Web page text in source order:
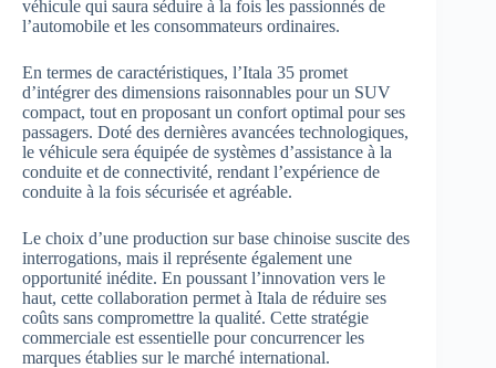
véhicule qui saura séduire à la fois les passionnés de
l’automobile et les consommateurs ordinaires.
En termes de caractéristiques, l’Itala 35 promet
d’intégrer des dimensions raisonnables pour un SUV
compact, tout en proposant un confort optimal pour ses
passagers. Doté des dernières avancées technologiques,
le véhicule sera équipée de systèmes d’assistance à la
conduite et de connectivité, rendant l’expérience de
conduite à la fois sécurisée et agréable.
Le choix d’une production sur base chinoise suscite des
interrogations, mais il représente également une
opportunité inédite. En poussant l’innovation vers le
haut, cette collaboration permet à Itala de réduire ses
coûts sans compromettre la qualité. Cette stratégie
commerciale est essentielle pour concurrencer les
marques établies sur le marché international.